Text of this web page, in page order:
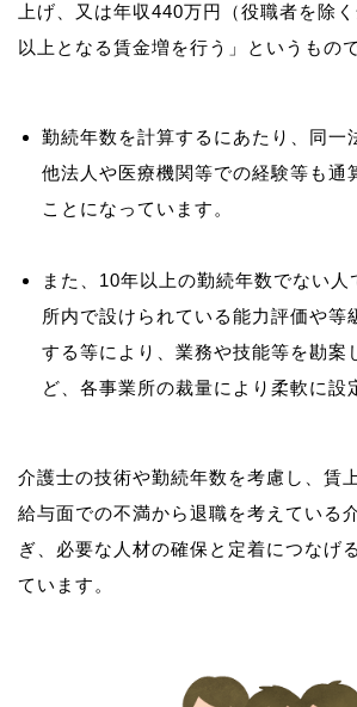
上げ、又は年収440万円（役職者を除
勤続年数を計算するにあたり、同一
他法人や医療機関等での経験等も通
ことになっています。
また、10年以上の勤続年数でない人
所内で設けられている能力評価や等
する等により、業務や技能等を勘案
ど、各事業所の裁量により柔軟に設
介護士の技術や勤続年数を考慮し、賃
給与面での不満から退職を考えている
ぎ、必要な人材の確保と定着につなげ
ています。